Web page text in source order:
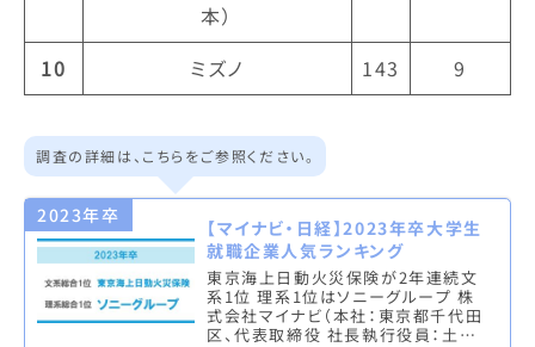
本）
10 ミズノ 143 9
調査の詳細は、こちらをご参照ください。
2023年卒
【マイナビ・日経】2023年卒大学生
就職企業人気ランキング
東京海上日動火災保険が2年連続文
系1位 理系1位はソニーグループ 株
式会社マイナビ（本社：東京都千代田
区、代表取締役 社長執行役員：土屋